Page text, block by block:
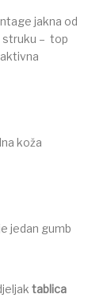
jakna od
struku – top
koža
jedan gumb
tablica